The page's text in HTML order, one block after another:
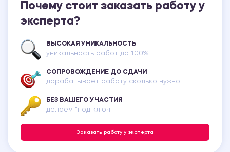
Почему стоит заказать работу у
эксперта?
ВЫСОКАЯ УНИКАЛЬНОСТЬ
уникальность работ до 100%
СОПРОВОЖДЕНИЕ ДО СДАЧИ
дорабатывает работу сколько нужно
БЕЗ ВАШЕГО УЧАСТИЯ
делаем "под ключ"
Заказать работу у эксперта